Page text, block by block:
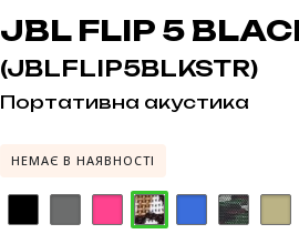
JBL FLIP 5
(JBLFLIP5BLKSTR)
Портативна акустика
НЕМАЄ В НАЯВНОСТІ